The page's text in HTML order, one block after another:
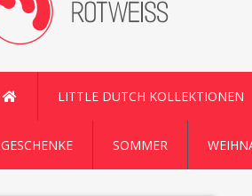
LITTLE DUTCH KOLLEKTIONEN
GESCHENKE SOMMER